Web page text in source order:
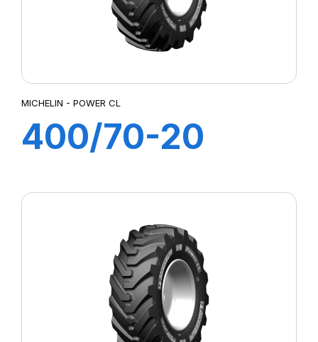
MICHELIN - POWER CL
400/70-20